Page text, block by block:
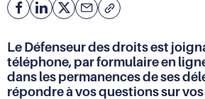
Facebook
Partager
Linkedin
Partager
X
Courriel
Copier
de
la
page
(URL)
dans
Le Défenseur des droits est
téléphone, par formulaire en
dans les permanences de ses
répondre à vos questions sur